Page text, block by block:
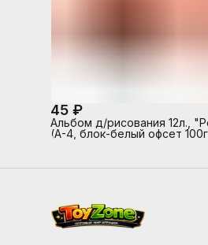
45 ₽
Альбом д/рисования 12л.,
(А-4, блок-белый офсет